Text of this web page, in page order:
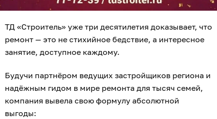
ТД «Строитель» уже три десятилетия доказывает, что
ремонт — это не стихийное бедствие, а интересное
занятие, доступное каждому.
Будучи партнёром ведущих застройщиков региона и
надёжным гидом в мире ремонта для тысяч семей,
компания вывела свою формулу абсолютной
выгоды: